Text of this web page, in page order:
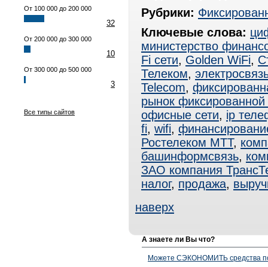
От 100 000 до 200 000
32
От 200 000 до 300 000
10
От 300 000 до 500 000
3
Все типы сайтов
Рубрики:
Ключевые слова:
министерство
Fi сети, Golden WiFi,
Телеком,
Telecom,
рынок фиксированной
офисные сети, ip
fi, wifi,
Ростелеком МТТ,
башинформсвязь,
ЗАО компания
налог, продажа,
наверх
А знаете ли Вы что?
Можете СЭКОНОМИТЬ средства